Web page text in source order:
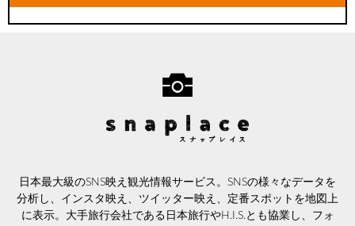
日本最大級のSNS映え観光情報サービス。SNSの様々なデータを
分析し、インスタ映え、ツイッター映え、定番スポットを地図上
に表示。大手旅行会社である日本旅行やH.I.S.とも協業し、フォ